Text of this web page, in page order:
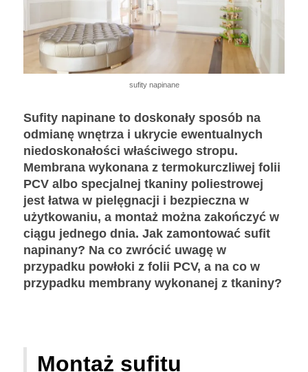
sufity napinane
Sufity napinane to doskonały sposób na
odmianę wnętrza i ukrycie ewentualnych
niedoskonałości właściwego stropu.
Membrana wykonana z termokurczliwej folii
PCV albo specjalnej tkaniny poliestrowej
jest łatwa w pielęgnacji i bezpieczna w
użytkowaniu, a montaż można zakończyć w
ciągu jednego dnia. Jak zamontować sufit
napinany? Na co zwrócić uwagę w
przypadku powłoki z folii PCV, a na co w
przypadku membrany wykonanej z tkaniny?
Montaż sufitu